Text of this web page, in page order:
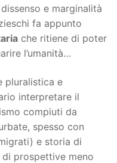
e marginalità
fa appunto
che ritiene di poter
l’umanità…
pluralistica e
interpretare il
compiuti da
spesso con
e storia di
prospettive meno